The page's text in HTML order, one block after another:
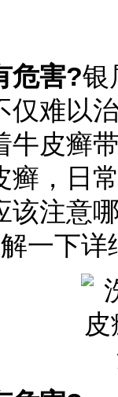
危害?银
仅难以
牛皮癣
癣，日
该注意
一下详